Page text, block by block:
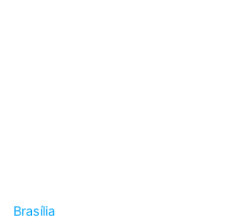
Brasília